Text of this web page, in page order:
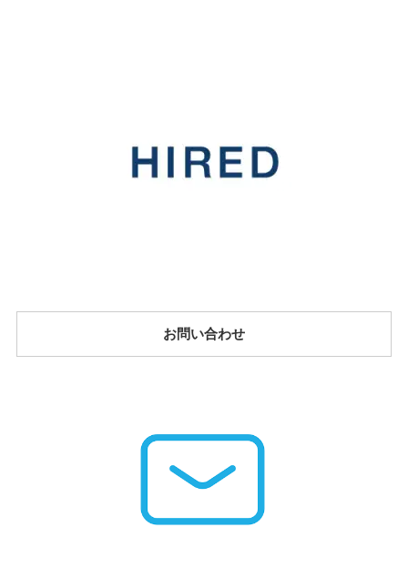
お問い合わせ